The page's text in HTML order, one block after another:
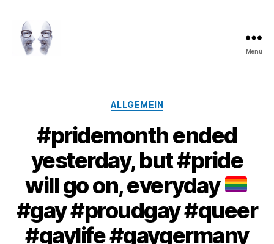
Menü
Kategorien
ALLGEMEIN
#pridemonth ended
yesterday, but #pride
will go on, everyday
#gay #proudgay #queer
#gaylife #gaygermany